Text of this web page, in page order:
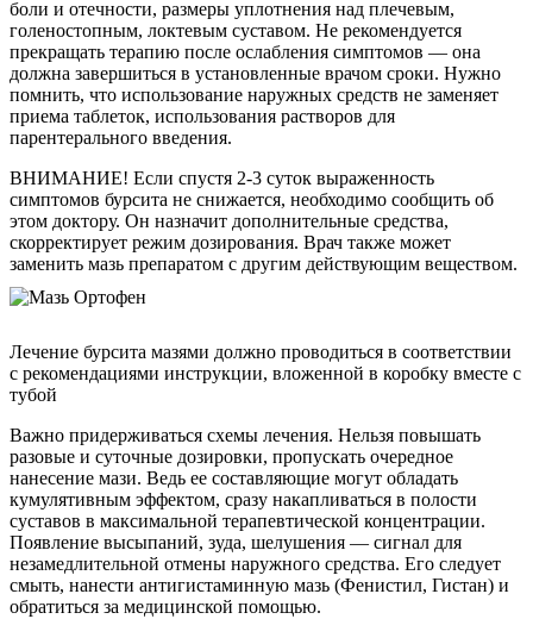
боли и отечности, размеры уплотнения над плечевым,
голеностопным, локтевым суставом. Не рекомендуется
прекращать терапию после ослабления симптомов — она
должна завершиться в установленные врачом сроки. Нужно
помнить, что использование наружных средств не заменяет
приема таблеток, использования растворов для
парентерального введения.
ВНИМАНИЕ! Если спустя 2-3 суток выраженность
симптомов бурсита не снижается, необходимо сообщить об
этом доктору. Он назначит дополнительные средства,
скорректирует режим дозирования. Врач также может
заменить мазь препаратом с другим действующим веществом.
Лечение бурсита мазями должно проводиться в соответствии
с рекомендациями инструкции, вложенной в коробку вместе с
тубой
Важно придерживаться схемы лечения. Нельзя повышать
разовые и суточные дозировки, пропускать очередное
нанесение мази. Ведь ее составляющие могут обладать
кумулятивным эффектом, сразу накапливаться в полости
суставов в максимальной терапевтической концентрации.
Появление высыпаний, зуда, шелушения — сигнал для
незамедлительной отмены наружного средства. Его следует
смыть, нанести антигистаминную мазь (Фенистил, Гистан) и
обратиться за медицинской помощью.